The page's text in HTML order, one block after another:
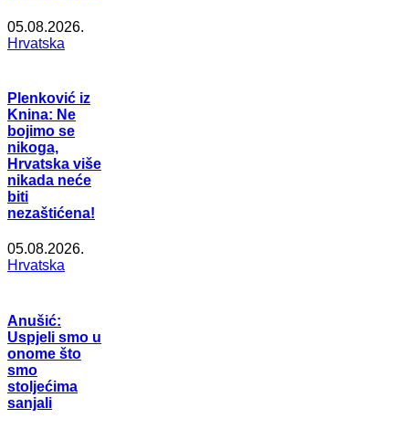
05.08.2026.
Hrvatska
Plenković iz
Knina: Ne
bojimo se
nikoga,
Hrvatska više
nikada neće
biti
nezaštićena!
05.08.2026.
Hrvatska
Anušić:
Uspjeli smo u
onome što
smo
stoljećima
sanjali